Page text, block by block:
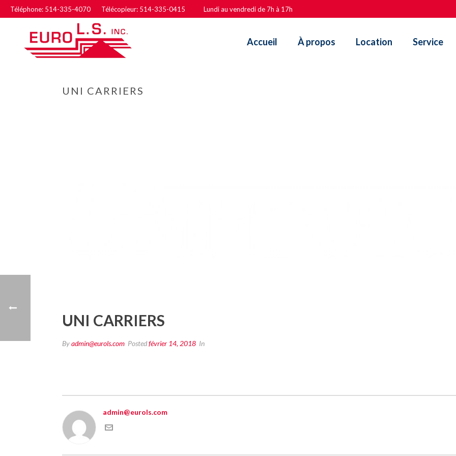
Téléphone: 514-335-4070 Télécopieur: 514-335-0415 Lundi au vendredi de 7h à 17h
Accueil À propos Location Service
UNI CARRIERS
UNI CARRIERS
Byadmin@eurols.com Postedfévrier 14, 2018 In
admin@eurols.com